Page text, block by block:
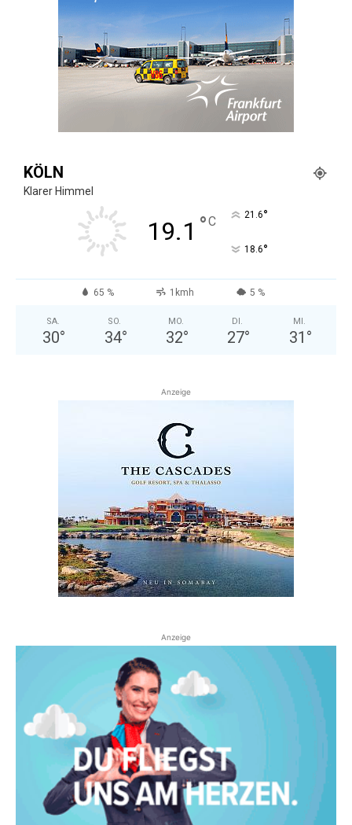
KÖLN
Klarer Himmel
19.1 °C 21.6°
18.6°
65 % 1kmh 5 %
SA.
30°
SO.
34°
MO.
32°
DI.
27°
MI.
31 °
Anzeige
Anzeige